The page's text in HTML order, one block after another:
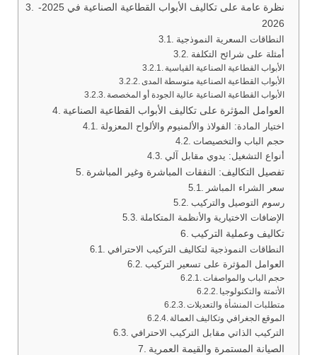
نظرة عامة على تكاليف الأبواب القطاعية الصناعية في 2025-
2026
النطاقات السعرية النموذجية
أمثلة على شرائح التكلفة
الأبواب القطاعية الصناعية القياسية
الأبواب القطاعية الصناعية متوسطة المدى
الأبواب القطاعية الصناعية عالية الجودة أو المخصصة
العوامل المؤثرة على تكاليف الأبواب القطاعية الصناعية
اختيار المادة: الفولاذ والألمنيوم والألواح المعزولة
حجم الباب والتخصيصات
أنواع التشغيل: يدوي مقابل آلي
تفصيل التكاليف: النفقات المباشرة وغير المباشرة
سعر الشراء المباشر
رسوم التوصيل والتركيب
الإضافات الاختيارية والأنظمة المتكاملة
تكاليف وعملية التركيب
النطاقات النموذجية لتكاليف التركيب الاحترافي
العوامل المؤثرة على تسعير التركيب
حجم الباب والمواصفات
الأتمتة والتكنولوجيا
متطلبات المنشأة والتعديلات
الموقع الجغرافي وتكاليف العمالة
التركيب الذاتي مقابل التركيب الاحترافي
الصيانة المستمرة والقيمة العمرية